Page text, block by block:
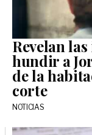
Revelan
hundir a
de la
corte
NOTICIAS